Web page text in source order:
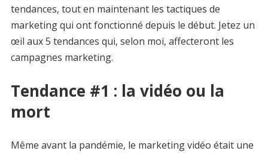
tendances, tout en maintenant les tactiques de
marketing qui ont fonctionné depuis le début. Jetez un
œil aux 5 tendances qui, selon moi, affecteront les
campagnes marketing.
Tendance #1 : la vidéo ou la
mort
Même avant la pandémie, le marketing vidéo était une